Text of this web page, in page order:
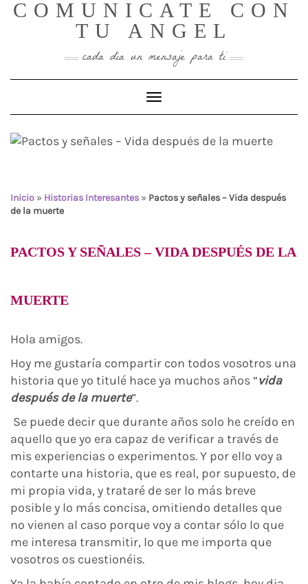
SkipCOMUNICATE CON
TU ANGEL
cada día un mensaje para ti
Toggle Navigation
Pactos y señales – Vida
después de la muerte
Inicio » Historias Interesantes » Pactos y señales – Vida después
de la muerte
PACTOS Y SEÑALES– VIDA DESPUÉS DE LA
MUERTE
Hola amigos.
Hoy me gustaría compartir con todos vosotros una
historia que yo titulé hace ya muchos años “vida
después de la muerte”.
Se puede decir que durante años solo he creído en
aquello que yo era capaz de verificar a través de
mis experiencias o experimentos. Y por ello voy a
contarte una historia, que es real, por supuesto, de
mi propia vida, y trataré de ser lo más breve
posible y lo más concisa, omitiendo detalles que
no vienen al caso porque voy a contar sólo lo que
me interesa transmitir, lo que me importa que
vosotros os cuestionéis.